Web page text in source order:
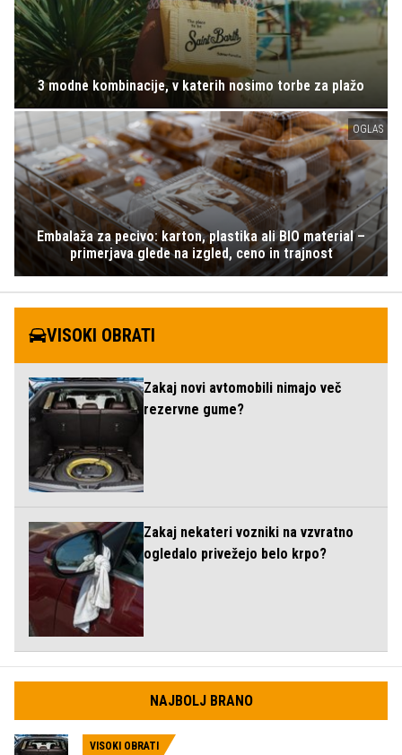
3 modne kombinacije, v katerih nosimo torbe za plažo
OGLAS
Embalaža za pecivo: karton, plastika ali BIO material –
primerjava glede na izgled, ceno in trajnost
VISOKI OBRATI
Zakaj novi avtomobili nimajo več
rezervne gume?
Zakaj nekateri vozniki na vzvratno
ogledalo privežejo belo krpo?
NAJBOLJ BRANO
VISOKI OBRATI